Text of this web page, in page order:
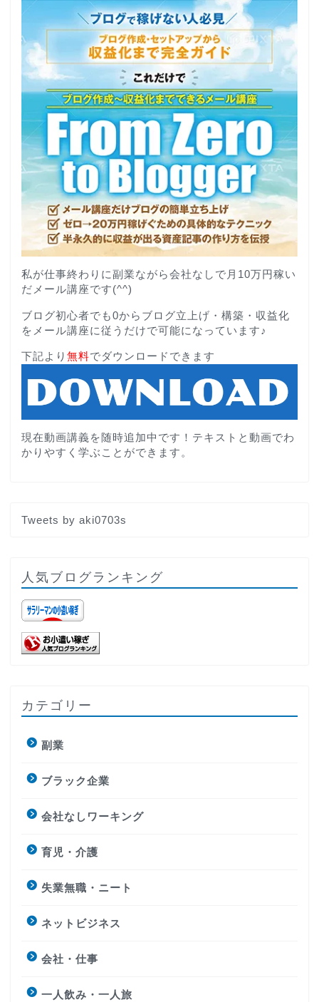
私が仕事終わりに副業ながら会社なしで月10万円稼い
だメール講座です(^^)
ブログ初心者でも0からブログ立上げ・構築・収益化
をメール講座に従うだけで可能になっています♪
下記より 無料でダウンロードできます
現在動画講義を随時追加中です！テキストと動画でわ
かりやすく学ぶことができます。
Tweets by aki0703s
人気ブログランキング
カテゴリー
副業
ブラック企業
会社なしワーキング
育児・介護
失業無職・ニート
ネットビジネス
会社・仕事
一人飲み・一人旅